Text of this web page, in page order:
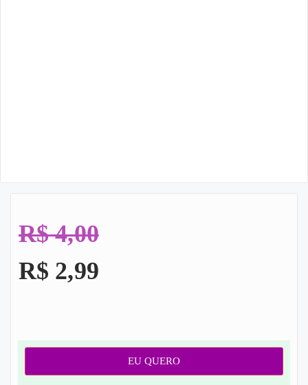
R$4,00
R$ 2,99
EU QUERO